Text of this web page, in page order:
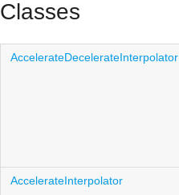
Classes
AccelerateDecelerateInterpolator
AccelerateInterpolator